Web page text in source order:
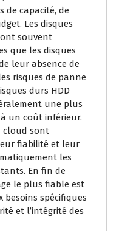
de capacité, de
Les disques
souvent
que les disques
leur absence de
risques de panne
durs HDD
une plus
un coût inférieur.
cloud sont
fiabilité et leur
les
En fin de
le plus fiable est
spécifiques
et l’intégrité des